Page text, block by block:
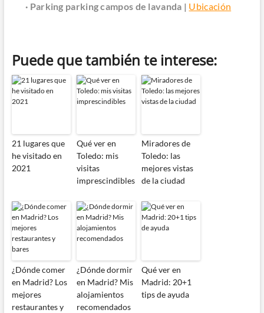
· Parking parking campos de lavanda | Ubicación
Puede que también te interese:
21 lugares que
he visitado en
2021
Qué ver en
Toledo: mis
visitas
imprescindibles
Miradores de
Toledo: las
mejores vistas
de la ciudad
¿Dónde comer
en Madrid? Los
mejores
restaurantes y
¿Dónde dormir
en Madrid? Mis
alojamientos
recomendados
Qué ver en
Madrid: 20+1
tips de ayuda